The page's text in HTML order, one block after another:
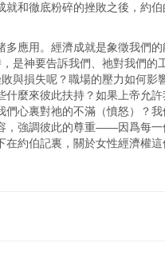
和徹底粉碎的挫敗之後，約
應用。經濟成就是象徵我們
是神要告訴我們、祂對我們的
與損失呢？職場的壓力如何影
麼來彼此扶持？如果上帝允
心裏對祂的不滿（憤怒）？
，強調彼此的尊重——因爲每一
約伯記裏，關於女性經濟權